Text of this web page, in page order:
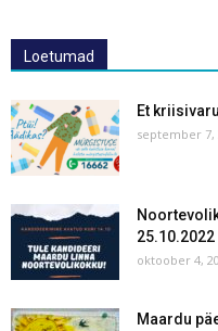
Loetumad
Et
september 7,
25.10.2022
oktoober 4,
Maardu